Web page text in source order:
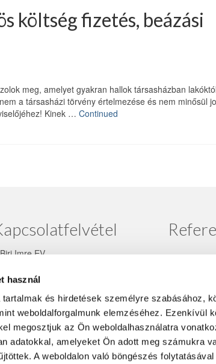
használ
és hirdetések személyre szabásához,
weboldalforgalmunk elemzéséhez. Ezenkívül
megosztjuk az Ön weboldalhasználatra
adatokkal, amelyeket Ön adott meg számukra
A weboldalon való böngészés
költség fizetés, beázási
meg, amelyet gyakran hallok társasházban
a társasházi törvény értelmezése és nem minősül
Kinek … Continued
Biri Imre EV.
biri.imre@gmail.com
kezeléssel, illetve közös
tel kapcsolatban várom
telefonon, üzeneteiket
és Viber-en keresztül.